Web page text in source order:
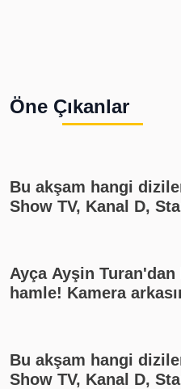
Öne Çıkanlar
Bu akşam hangi
Show TV, Kanal D,
Ayça Ayşin Turan'dan
hamle! Kamera
Bu akşam hangi
Show TV, Kanal D,